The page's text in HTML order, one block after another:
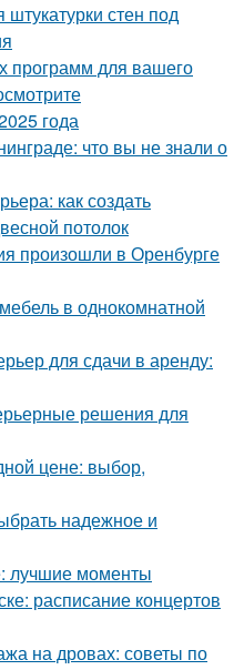
стен под
программ для вашего
года
что вы не знали о
как создать
потолок
произошли в Оренбурге
в однокомнатной
для сдачи в аренду:
решения для
цене: выбор,
надежное и
лучшие моменты
расписание концертов
на дровах: советы по